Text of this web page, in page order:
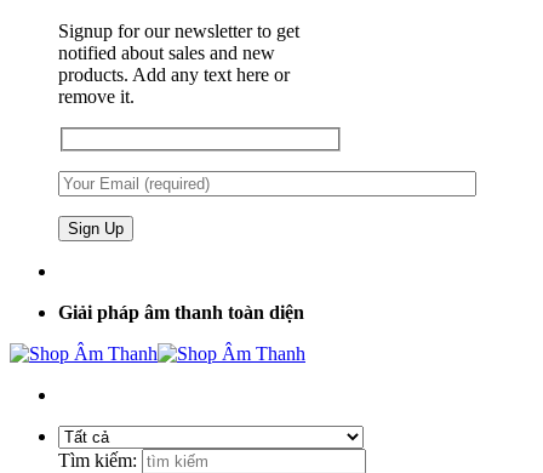
Signup for our newsletter to get
notified about sales and new
products. Add any text here or
remove it.
Giải pháp âm thanh toàn diện
Tìm kiếm: